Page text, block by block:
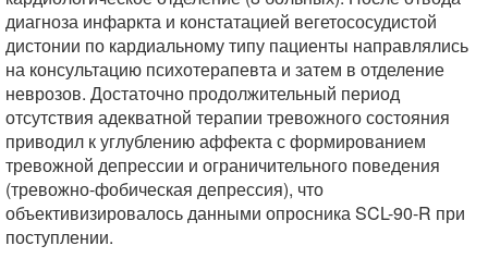
диагноза инфаркта и констатацией вегетососудистой
дистонии по кардиальному типу пациенты направлялись
на консультацию психотерапевта и затем в отделение
неврозов. Достаточно продолжительный период
отсутствия адекватной терапии тревожного состояния
приводил к углублению аффекта с формированием
тревожной депрессии и ограничительного поведения
(тревожно-фобическая депрессия), что
объективизировалось данными опросника SCL-90-R при
поступлении.